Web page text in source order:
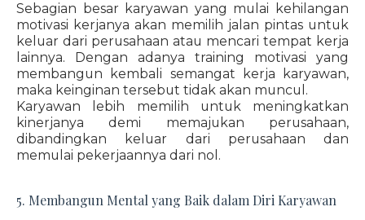
Sebagian besar karyawan yang mulai kehilangan
motivasi kerjanya akan memilih jalan pintas untuk
keluar dari perusahaan atau mencari tempat kerja
lainnya. Dengan adanya training motivasi yang
membangun kembali semangat kerja karyawan,
maka keinginan tersebut tidak akan muncul.
Karyawan lebih memilih untuk meningkatkan
kinerjanya demi memajukan perusahaan,
dibandingkan keluar dari perusahaan dan
memulai pekerjaannya dari nol.
5. Membangun Mental yang Baik dalam Diri Karyawan